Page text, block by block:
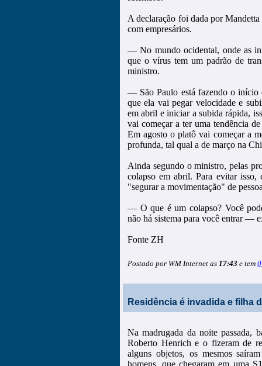
A declaração foi dada por
com empresários.
— No mundo ocidental, onde as
que o vírus tem um padrão de
ministro.
— São Paulo está fazendo o início
que ela vai pegar velocidade e
em abril e iniciar a subida rápida,
vai começar a ter uma tendência
Em agosto o platô vai começar a
profunda, tal qual a de março na
Ainda segundo o ministro, pelas
colapso em abril. Para evitar
"segurar a movimentação" de
— O que é um colapso? Você
não há sistema para você entrar —
Fonte ZH
Postado por WM Internet as 17:43 e tem
Residência é invadida e filha
Na madrugada da noite passada,
Roberto Henrich e o fizeram de
alguns objetos, os mesmos
homens, que chegaram em uma